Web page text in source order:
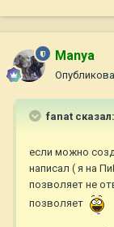
Manya
fanat сказал:
если можно
написал ( я на
позволяет не
позволяет